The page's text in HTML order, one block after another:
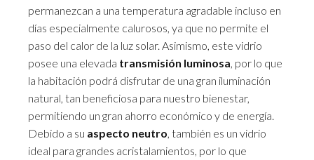
permanezcan a una temperatura agradable incluso en
días especialmente calurosos, ya que no permite el
paso del calor de la luz solar. Asimismo, este vidrio
posee una elevada transmisión luminosa , por lo que
la habitación podrá disfrutar de una gran iluminación
natural, tan beneficiosa para nuestro bienestar,
permitiendo un gran ahorro económico y de energía.
Debido a su aspecto neutro , también es un vidrio
ideal para grandes acristalamientos, por lo que